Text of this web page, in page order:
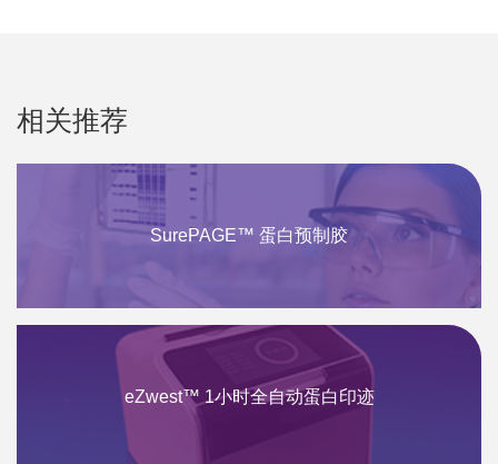
相关推荐
SurePAGE™ 蛋白预制胶
eZwest™ 1小时全自动蛋白印迹